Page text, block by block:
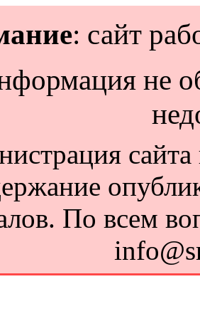
: сайт
не
сайта
По всем